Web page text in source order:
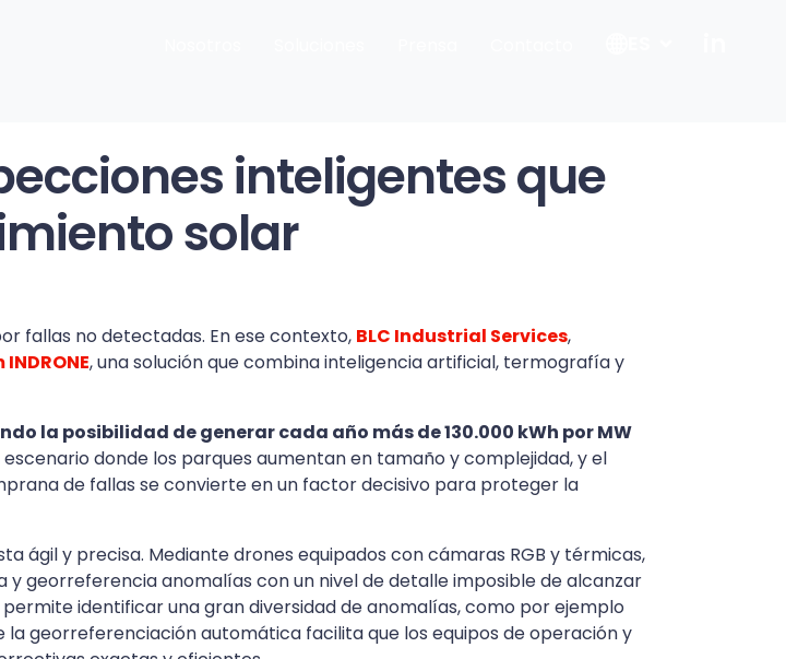
inteligentes que
solar
fallas no detectadas. En ese contexto, BLC Industrial Services,
, una solución que combina inteligencia artificial, termografía y
la posibilidad de generar cada año más de 130.000 kWh por MW
donde los parques aumentan en tamaño y complejidad, y el
de fallas se convierte en un factor decisivo para proteger la
ágil y precisa. Mediante drones equipados con cámaras RGB y térmicas,
georreferencia anomalías con un nivel de detalle imposible de alcanzar
identificar una gran diversidad de anomalías, como por ejemplo
georreferenciación automática facilita que los equipos de operación y